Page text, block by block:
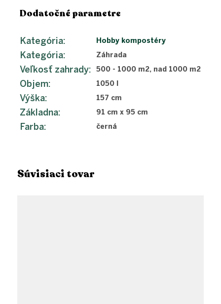
Súvisiaci tovar
Dodatočné parametre
Kategória: Hobby kompostéry
Kategória: Záhrada
Veľkosť zahrady: 500 - 1000 m2, nad 1000 m2
Objem: 1050 l
Výška: 157 cm
Základna: 91 cm x 95 cm
Farba: černá